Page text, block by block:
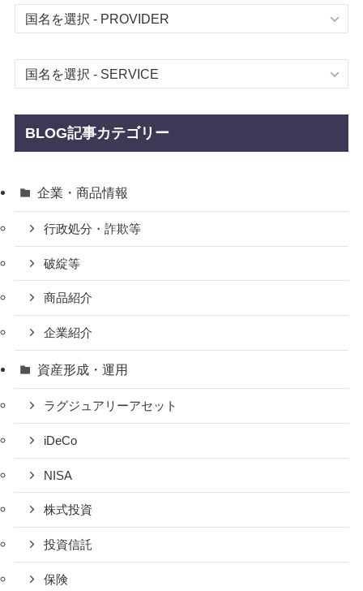
BLOG記事カテゴリー
企業・商品情報
行政処分・詐欺等
破綻等
商品紹介
企業紹介
資産形成・運用
ラグジュアリーアセット
iDeCo
NISA
株式投資
投資信託
保険